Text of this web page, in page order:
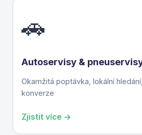
🚗
Autoservisy &
Okamžitá poptávka, lokální
konverze
Zjistit více →